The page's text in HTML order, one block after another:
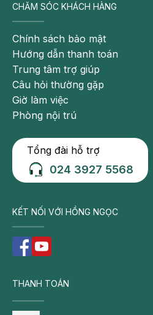
CHĂM SÓC KHÁCH HÀNG
Chính sách bảo mật
Hướng dẫn thanh toán
Trung tâm trợ giúp
Câu hỏi thường gặp
Giờ làm việc
Phòng nội trú
Tổng đài hỗ trợ
024 3927 5568
KẾT NỐI VỚI HỒNG NGỌC
THANH TOÁN